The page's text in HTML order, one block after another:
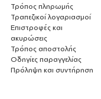
Τρόπος πληρωμής
Τραπεζικοί λογαριασμοί
Επιστροφές και
ακυρώσεις
Τρόπος αποστολής
Οδηγίες παραγγελίας
Πρόληψη και συντήρηση